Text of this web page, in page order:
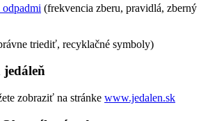
odpadmi (frekvencia zberu, pravidlá, zberný
triediť, recyklačné symboly)
jedáleň
zobraziť na stránke www.jedalen.sk